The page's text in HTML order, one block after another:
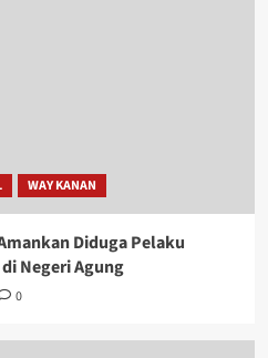
WAY KANAN
Diduga Pelaku
Negeri Agung
0